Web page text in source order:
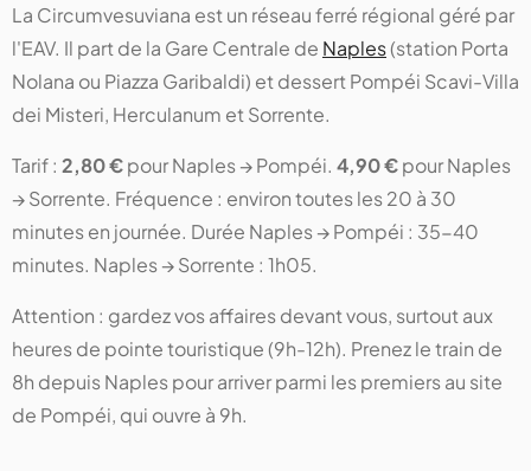
La Circumvesuviana est un réseau ferré régional géré par
l'EAV. Il part de la Gare Centrale de Naples(station Porta
Nolana ou Piazza Garibaldi) et dessert Pompéi Scavi-Villa
dei Misteri, Herculanum et Sorrente.
Tarif : 2,80 €pour Naples → Pompéi. 4,90 €pour Naples
→ Sorrente. Fréquence : environ toutes les 20 à 30
minutes en journée. Durée Naples → Pompéi : 35-40
minutes. Naples → Sorrente : 1h05.
Attention : gardez vos affaires devant vous, surtout aux
heures de pointe touristique (9h-12h). Prenez le train de
8h depuis Naples pour arriver parmi les premiers au site
de Pompéi, qui ouvre à 9h.